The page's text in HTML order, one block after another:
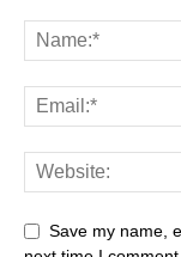
Save my name,